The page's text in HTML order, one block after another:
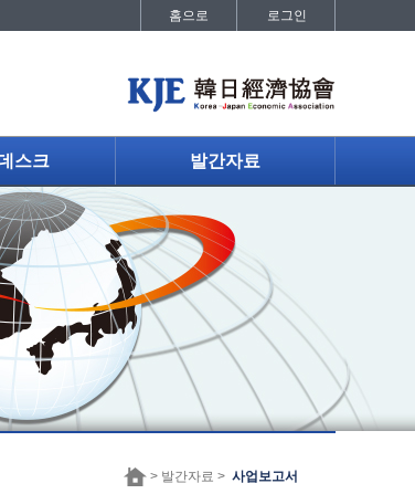
홈으로 로그인
스크 발간자료
> 발간자료 > 사업보고서